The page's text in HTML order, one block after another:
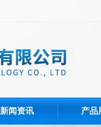
新闻资讯 产品